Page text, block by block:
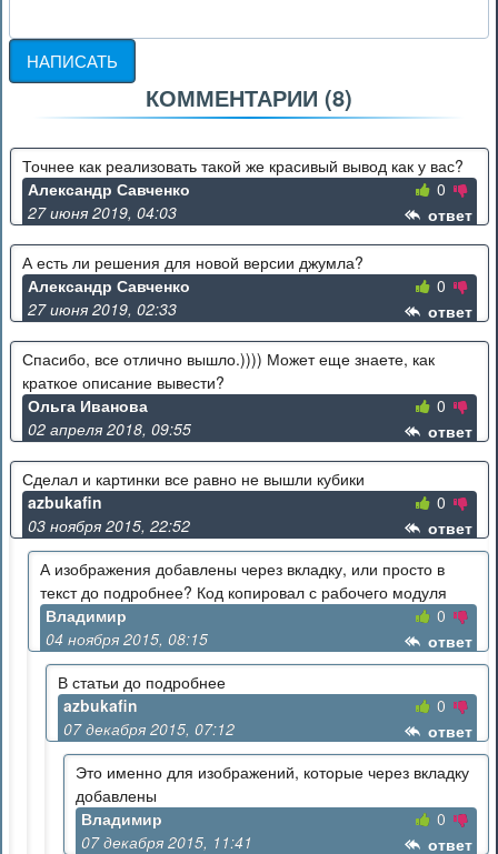
-
-
-
-
КОММЕНТАРИИ (8)
Точнее как реализовать такой же красивый вывод как у вас?
Александр Савченко
27 июня 2019, 04:03
0
ответ
А есть ли решения для новой версии джумла?
Александр Савченко
27 июня 2019, 02:33
0
ответ
Спасибо, все отлично вышло.)))) Может еще знаете, как
краткое описание вывести?
Ольга Иванова
02 апреля 2018, 09:55
0
ответ
Сделал и картинки все равно не вышли кубики
azbukafin
03 ноября 2015, 22:52
0
ответ
А изображения добавлены через вкладку, или просто в
текст до подробнее? Код копировал с рабочего модуля
Владимир
04 ноября 2015, 08:15
0
ответ
В статьи до подробнее
azbukafin
07 декабря 2015, 07:12
0
ответ
Это именно для изображений, которые через вкладку
добавлены
Владимир
07 декабря 2015, 11:41
0
ответ